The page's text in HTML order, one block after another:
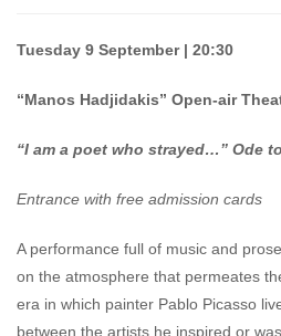
Tuesday 9 September | 20:30
“Manos Hadjidakis” Open-air
“I am a poet who strayed…” Ode
Entrance with free admission cards
A performance full of music and
on the atmosphere that permeates
era in which painter Pablo Picasso
between the artists he inspired or